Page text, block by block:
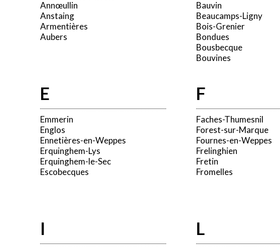
Annœullin
Anstaing
Armentières
Aubers
Bauvin
Beaucamps-Ligny
Bois-Grenier
Bondues
Bousbecque
Bouvines
E
Emmerin
Englos
Ennetières-en-Weppes
Erquinghem-Lys
Erquinghem-le-Sec
Escobecques
F
Faches-Thumesnil
Forest-sur-Marque
Fournes-en-Weppes
Frelinghien
Fretin
Fromelles
I L